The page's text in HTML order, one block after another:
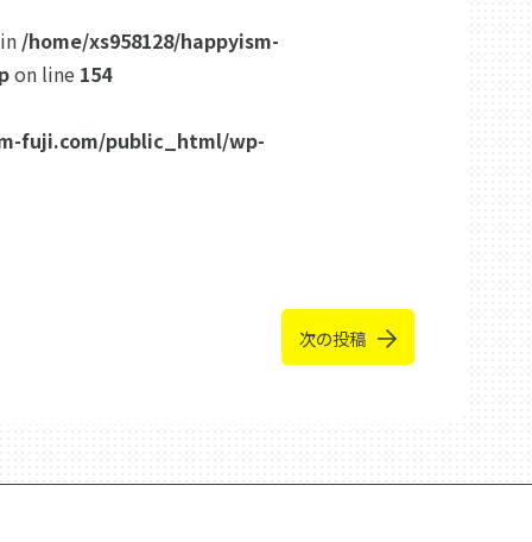
/home/xs958128/happyism-
on line 154
fuji.com/public_html/wp-
次の投稿